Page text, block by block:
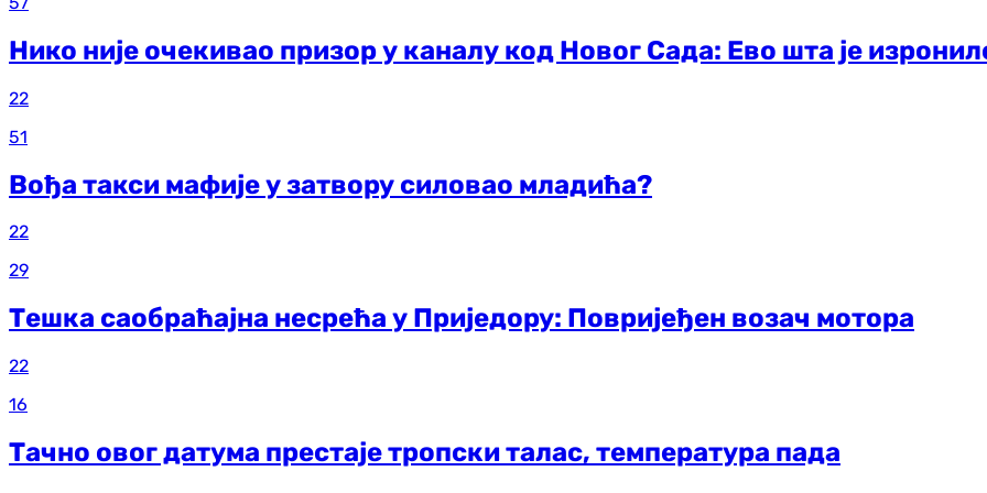
Нико није очекивао призор у каналу код Новог Сада: Ево шта је
22
51
Вођа такси мафије у затвору силовао младића?
22
29
Тешка саобраћајна несрећа у Приједору: Повријеђен возач мотора
22
16
Тачно овог датума престаје тропски талас, температура пада